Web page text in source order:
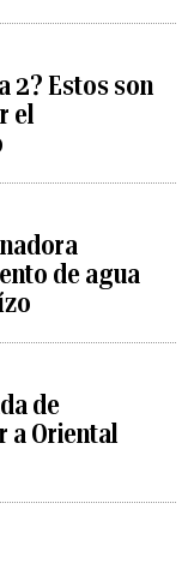
2? Estos son
el
de agua
de
a Oriental